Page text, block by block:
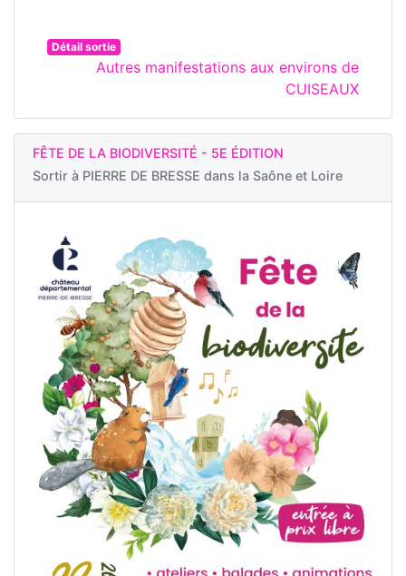
Détail sortie
Autres manifestations aux environs de
CUISEAUX
FÊTE DE LA BIODIVERSITÉ - 5E ÉDITION
Sortir à PIERRE DE BRESSE dans la Saône et Loire